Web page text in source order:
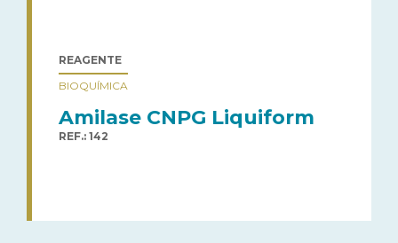
REAGENTE
BIOQUÍMICA
Amilase CNPG Liquiform
REF.: 142